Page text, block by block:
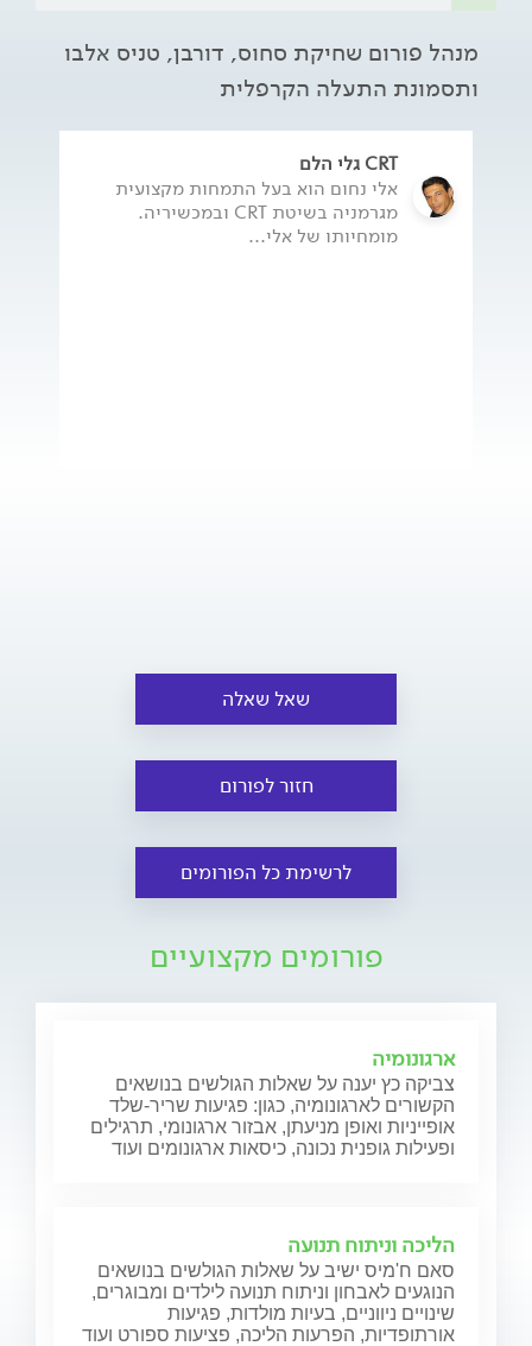
מנהל פורום שחיקת סחוס, דורבן, טניס אלבו
ותסמונת התעלה הקרפלית
CRT גלי הלם
אלי נחום הוא בעל התמחות מקצועית
מגרמניה בשיטת CRT ובמכשיריה.
מומחיותו של אלי...
שאל שאלה
חזור לפורום
לרשימת כל הפורומים
פורומים מקצועיים
ארגונומיה
צביקה כץ יענה על שאלות הגולשים בנושאים
הקשורים לארגונומיה, כגון: פגיעות שריר-שלד
אופייניות ואופן מניעתן, אבזור ארגונומי, תרגילים
ופעילות גופנית נכונה, כיסאות ארגונומים ועוד
הליכה וניתוח תנועה
סאם ח'מיס ישיב על שאלות הגולשים בנושאים
הנוגעים לאבחון וניתוח תנועה לילדים ומבוגרים,
שינויים ניווניים, בעיות מולדות, פגיעות
אורתופדיות, הפרעות הליכה, פציעות ספורט ועוד